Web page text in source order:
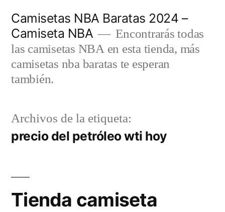
contenido
Camisetas NBA Baratas 2024 –
Camiseta NBA
Encontrarás todas
las camisetas NBA en esta tienda, más
camisetas nba baratas te esperan
también.
Archivos de la etiqueta:
precio del petróleo wti hoy
Tienda camiseta